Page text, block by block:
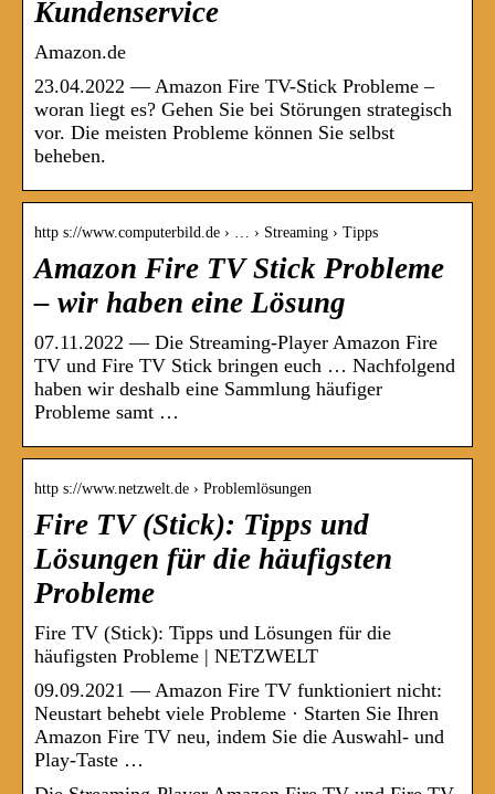
Kundenservice
Amazon.de
23.04.2022 — Amazon Fire TV-Stick Probleme –
woran liegt es? Gehen Sie bei Störungen strategisch
vor. Die meisten Probleme können Sie selbst
beheben.
http s://www.computerbild.de › … › Streaming › Tipps
Amazon Fire TV Stick Probleme
– wir haben eine Lösung
07.11.2022 — Die Streaming-Player Amazon Fire
TV und Fire TV Stick bringen euch … Nachfolgend
haben wir deshalb eine Sammlung häufiger
Probleme samt …
http s://www.netzwelt.de › Problemlösungen
Fire TV (Stick): Tipps und
Lösungen für die häufigsten
Probleme
Fire TV (Stick): Tipps und Lösungen für die
häufigsten Probleme | NETZWELT
09.09.2021 — Amazon Fire TV funktioniert nicht:
Neustart behebt viele Probleme · Starten Sie Ihren
Amazon Fire TV neu, indem Sie die Auswahl- und
Play-Taste …